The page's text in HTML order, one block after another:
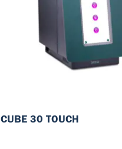
CUBE 30 TOUCH